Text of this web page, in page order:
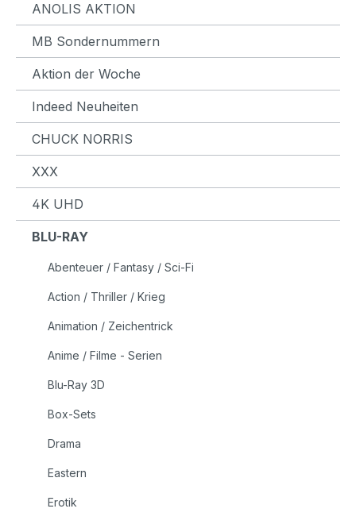
ANOLIS AKTION
MB Sondernummern
Aktion der Woche
Indeed Neuheiten
CHUCK NORRIS
XXX
4K UHD
BLU-RAY
Abenteuer / Fantasy / Sci-Fi
Action / Thriller / Krieg
Animation / Zeichentrick
Anime / Filme - Serien
Blu-Ray 3D
Box-Sets
Drama
Eastern
Erotik